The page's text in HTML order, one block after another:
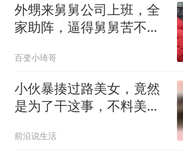
外甥来舅舅公司上班，全
家助阵，逼得舅舅苦不堪
百变小琦哥
小伙暴揍过路美女，竟然
是为了干这事，不料美女
前沿说生活